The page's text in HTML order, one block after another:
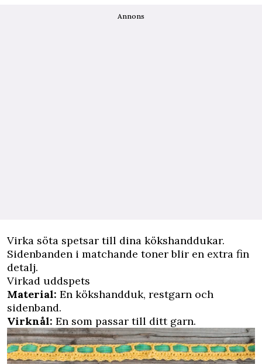
Annons
Virka söta spetsar till dina kökshanddukar.
Sidenbanden i matchande toner blir en extra fin
detalj.
Virkad uddspets
Material: En kökshandduk, restgarn och
sidenband.
Virknål: En som passar till ditt garn.